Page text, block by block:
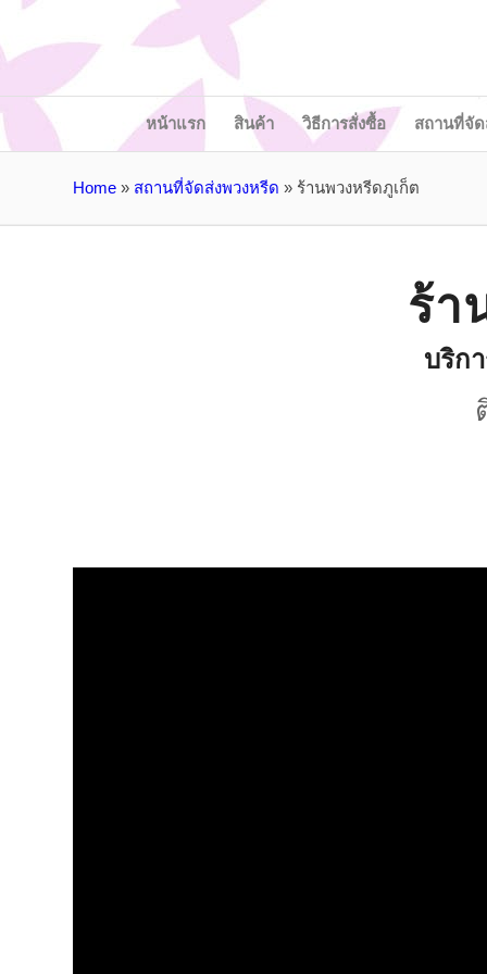
หน้าแรก สินค้า วิธีการสั่งซื้อ สถานที่จัด
Home » สถานที่จัดส่งพวงหรีด » ร้านพวงหรีดภูเก็ต
ร้า
บริก